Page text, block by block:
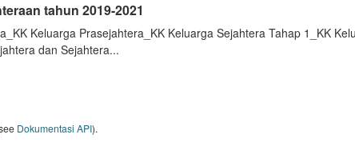
tahun 2019-2021
Keluarga Prasejahtera_KK Keluarga Sejahtera Tahap 1_KK
dan Sejahtera...
Dokumentasi API).